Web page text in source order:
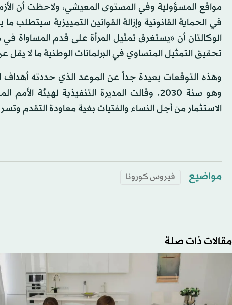
مواقع المسؤولية وفي المستوى المعيشي، ولاحظت أن
تحقيق التمثيل المتساوي في البرلمانات الوطنية ما لا يقل عن 40
وهذه التوقعات بعيدة جداً عن الموعد الذي حددته أهداف
وهو سنة 2030. وقالت المديرة التنفيذية
الاستثمار من أجل النساء والفتيات بغية معاودة التقدم
مواضيع فيروس كورونا
مقالات ذات صلة